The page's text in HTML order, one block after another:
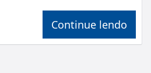
Continue lendo